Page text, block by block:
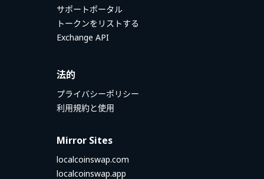
サポートポータル
トークンをリストする
Exchange API
法的
プライバシーポリシー
利用規約と使用
Mirror Sites
localcoinswap.com
localcoinswap.app